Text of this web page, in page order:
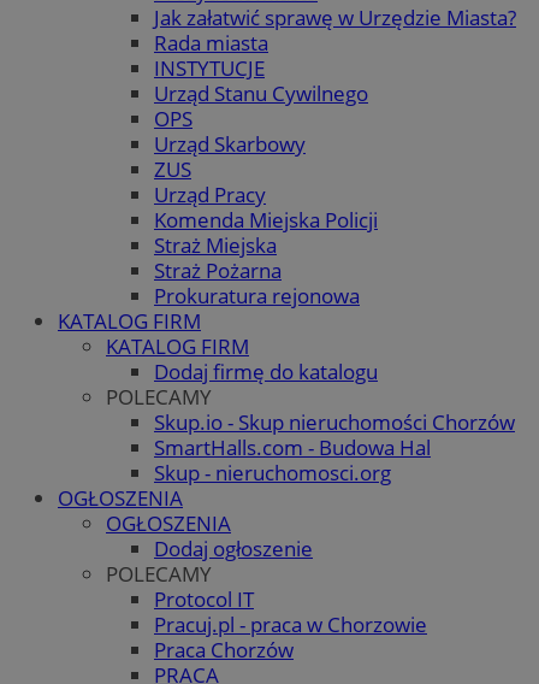
Jak załatwić sprawę w Urzędzie Miasta?
Rada miasta
INSTYTUCJE
Urząd Stanu Cywilnego
OPS
Urząd Skarbowy
ZUS
Urząd Pracy
Komenda Miejska Policji
Straż Miejska
Straż Pożarna
Prokuratura rejonowa
KATALOG FIRM
KATALOG FIRM
Dodaj firmę do katalogu
POLECAMY
Skup.io - Skup nieruchomości Chorzów
SmartHalls.com - Budowa Hal
Skup - nieruchomosci.org
OGŁOSZENIA
OGŁOSZENIA
Dodaj ogłoszenie
POLECAMY
Protocol IT
Pracuj.pl - praca w Chorzowie
Praca Chorzów
PRACA